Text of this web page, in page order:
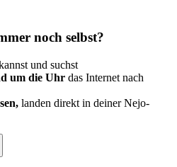
noch selbst?
und suchst
um die Uhr das Internet nach
landen direkt in deiner Nejo-